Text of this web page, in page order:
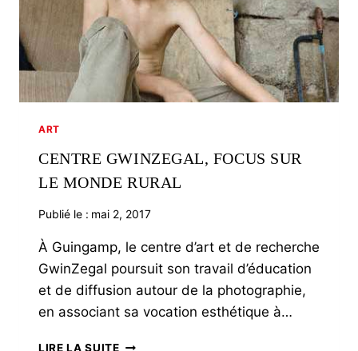
ART
CENTRE GWINZEGAL, FOCUS SUR
LE MONDE RURAL
Publié le : mai 2, 2017
À Guingamp, le centre d’art et de recherche
GwinZegal poursuit son travail d’éducation
et de diffusion autour de la photographie,
en associant sa vocation esthétique à…
LIRE LA SUITECENTRE